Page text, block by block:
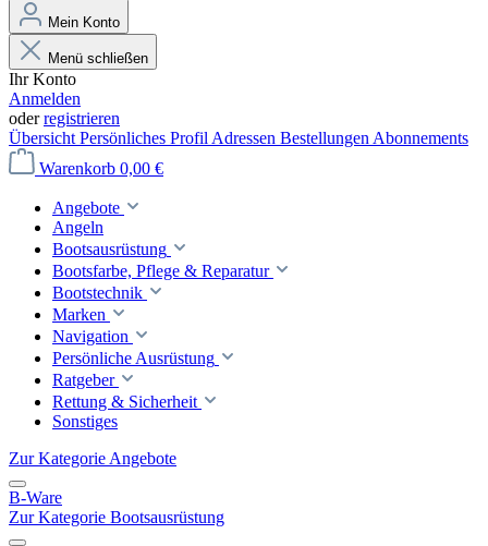
Mein Konto
Menü schließen
Ihr Konto
Anmelden
oderregistrieren
Übersicht Persönliches Profil Adressen Bestellungen Abonnements
Warenkorb 0,00 €
Angebote
Angeln
Bootsausrüstung
Bootsfarbe, Pflege & Reparatur
Bootstechnik
Marken
Navigation
Persönliche Ausrüstung
Ratgeber
Rettung & Sicherheit
Sonstiges
Zur Kategorie Angebote
B-Ware
Zur Kategorie Bootsausrüstung